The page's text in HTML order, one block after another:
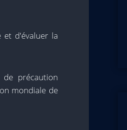
et d'évaluer la
précaution
mondiale de